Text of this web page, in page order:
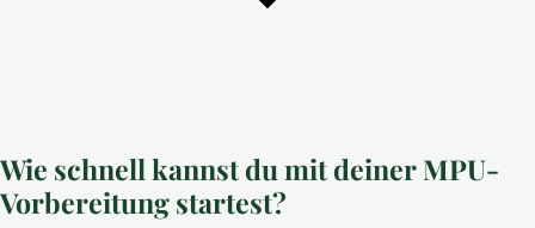
Wie schnell kannst du mit deiner MPU-
Vorbereitung startest?